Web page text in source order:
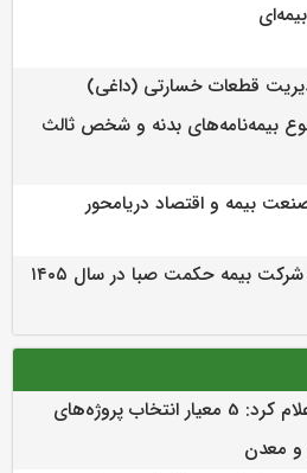
قطعات خسارتی (داغی)
بیمه‌نامه‌های بدنه و شخص ثالث
بیمه و اقتصاد دریامحور
پازل موفقیت شرکت بیمه حکمت صبا در سال ۱۴۰۵
سمیعی‌ نژاد اعلام کرد: 5 معیار انتخاب پروژه‌های
معدن